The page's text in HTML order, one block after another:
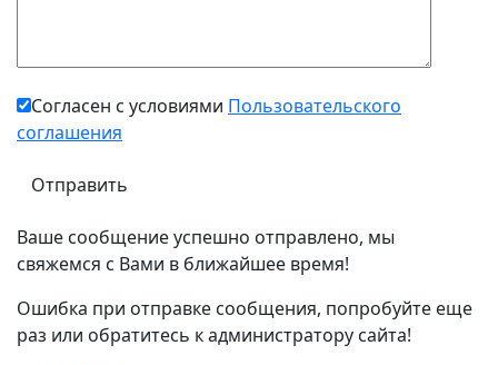
Согласен с условиями Пользовательского
соглашения
Ваше сообщение успешно отправлено, мы
свяжемся с Вами в ближайшее время!
Ошибка при отправке сообщения, попробуйте еще
раз или обратитесь к администратору сайта!